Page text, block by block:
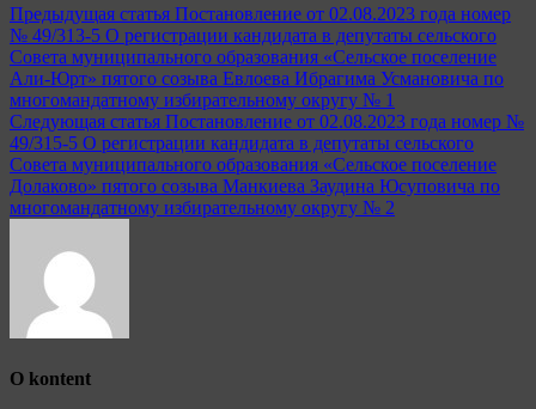
Навигация
по
записям
Предыдущая статья Постановление от 02.08.2023 года номер
№ 49/313-5 О регистрации кандидата в депутаты сельского
Совета муниципального образования «Сельское поселение
Али-Юрт» пятого созыва Евлоева Ибрагима Усмановича по
многомандатному избирательному округу № 1
Следующая статья Постановление от 02.08.2023 года номер №
49/315-5 О регистрации кандидата в депутаты сельского
Совета муниципального образования «Сельское поселение
Долаково» пятого созыва Манкиева Заудина Юсуповича по
многомандатному избирательному округу № 2
О kontent